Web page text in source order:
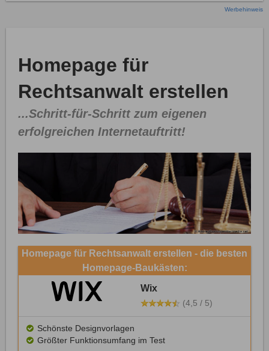
Werbehinweis
Homepage für
Rechtsanwalt erstellen
...Schritt-für-Schritt zum eigenen
erfolgreichen Internetauftritt!
Homepage für Rechtsanwalt erstellen - die besten
Homepage-Baukästen:
Wix
(4,5 / 5)
Schönste Designvorlagen
Größter Funktionsumfang im Test